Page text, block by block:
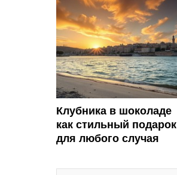
Клубника в шоколаде
как стильный подарок
для любого случая